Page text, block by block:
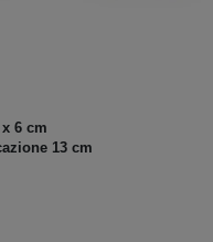
6 cm
13 cm